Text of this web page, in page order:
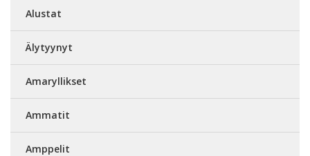
Alustat
Älytyynyt
Amaryllikset
Ammatit
Amppelit